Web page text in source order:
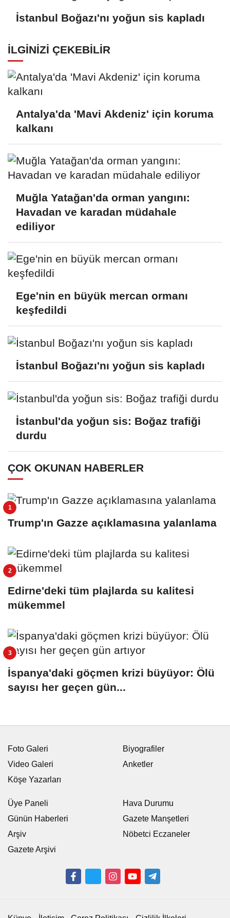
İstanbul Boğazı'nı yoğun sis kapladı
İLGINIZI ÇEKEBILIR
Antalya'da 'Mavi Akdeniz' için koruma
kalkanı
Muğla Yatağan'da orman yangını:
Havadan ve karadan müdahale
ediliyor
Ege'nin en büyük mercan ormanı
keşfedildi
İstanbul Boğazı'nı yoğun sis kapladı
İstanbul'da yoğun sis: Boğaz trafiği
durdu
ÇOK OKUNAN HABERLER
Trump'ın Gazze açıklamasına yalanlama
Edirne'deki tüm plajlarda su kalitesi
mükemmel
İspanya'daki göçmen krizi büyüyor: Ölü
sayısı her geçen gün...
Foto Galeri
Video Galeri
Köşe Yazarları
Biyografiler
Anketler
Üye Paneli
Günün Haberleri
Arşiv
Gazete Arşivi
Hava Durumu
Gazete Manşetleri
Nöbetci Eczaneler